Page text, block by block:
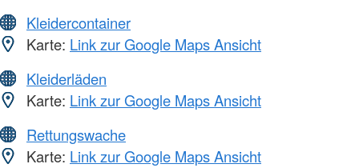
Kleidercontainer
Karte: Link zur Google Maps Ansicht
Kleiderläden
Karte: Link zur Google Maps Ansicht
Rettungswache
Karte: Link zur Google Maps Ansicht